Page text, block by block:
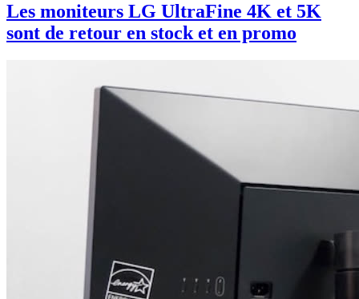
Les moniteurs LG UltraFine 4K et 5K
sont de retour en stock et en promo